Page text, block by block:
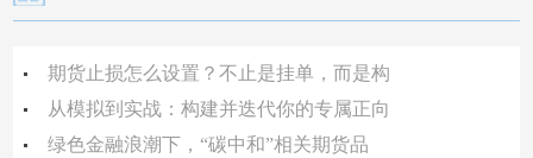
期货止损怎么设置？不止是挂单，而是构
从模拟到实战：构建并迭代你的专属正向
绿色金融浪潮下，“碳中和”相关期货品